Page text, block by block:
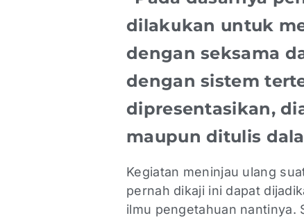
dilakukan untuk
dengan seksama
dengan sistem
dipresentasikan,
maupun ditulis
Kegiatan meninjau ulang
pernah dikaji ini dapat
ilmu pengetahuan nantinya.